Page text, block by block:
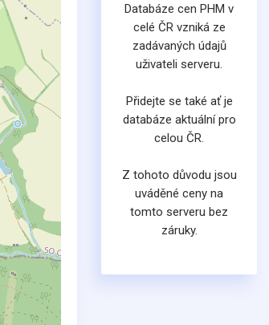
Databáze cen PHM v
celé ČR vzniká ze
zadávaných údajů
uživateli serveru.
Přidejte se také ať je
databáze aktuální pro
celou ČR.
Z tohoto důvodu jsou
uváděné ceny na
tomto serveru bez
záruky.